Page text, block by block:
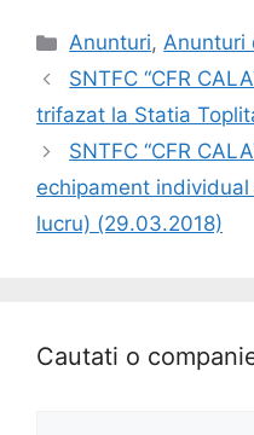
Anunturi,Anunturi
SNTFC “CFR
trifazat la Statia
SNTFC “CFR
echipament
lucru) (29.03.2018)
Cautati o